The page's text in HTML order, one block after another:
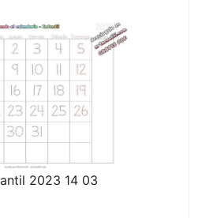
2023 14 03